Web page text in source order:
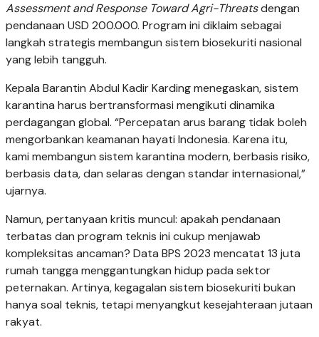
Assessment and Response Toward Agri-Threatsdengan
pendanaan USD 200.000. Program ini diklaim sebagai
langkah strategis membangun sistem biosekuriti nasional
yang lebih tangguh.
Kepala Barantin Abdul Kadir Karding menegaskan, sistem
karantina harus bertransformasi mengikuti dinamika
perdagangan global. “Percepatan arus barang tidak boleh
mengorbankan keamanan hayati Indonesia. Karena itu,
kami membangun sistem karantina modern, berbasis risiko,
berbasis data, dan selaras dengan standar internasional,”
ujarnya.
Namun, pertanyaan kritis muncul: apakah pendanaan
terbatas dan program teknis ini cukup menjawab
kompleksitas ancaman? Data BPS 2023 mencatat 13 juta
rumah tangga menggantungkan hidup pada sektor
peternakan. Artinya, kegagalan sistem biosekuriti bukan
hanya soal teknis, tetapi menyangkut kesejahteraan jutaan
rakyat.